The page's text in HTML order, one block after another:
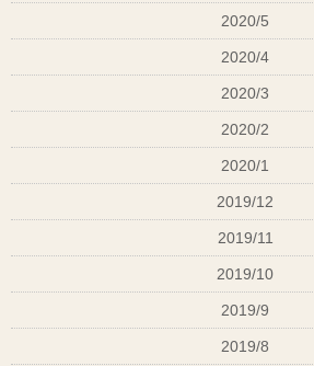
2020/5
2020/4
2020/3
2020/2
2020/1
2019/12
2019/11
2019/10
2019/9
2019/8